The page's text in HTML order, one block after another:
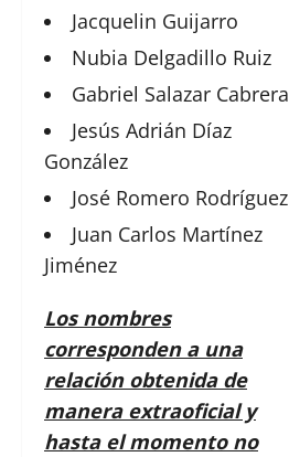
Jacquelin Guijarro
Nubia Delgadillo Ruiz
Gabriel Salazar Cabrera
Jesús Adrián Díaz
González
José Romero Rodríguez
Juan Carlos Martínez
Jiménez
Los nombres
corresponden a una
relación obtenida de
manera extraoficial y
hasta el momento no